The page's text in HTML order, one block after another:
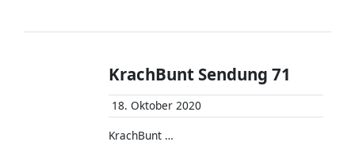
KrachBunt Sendung 71
18. Oktober 2020
KrachBunt …